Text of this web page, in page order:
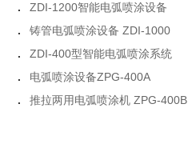
.
ZDI-1200智能电弧喷涂设备
.
铸管电弧喷涂设备 ZDI-1000
.
ZDI-400型智能电弧喷涂系统
.
电弧喷涂设备ZPG-400A
.
推拉两用电弧喷涂机 ZPG-400B